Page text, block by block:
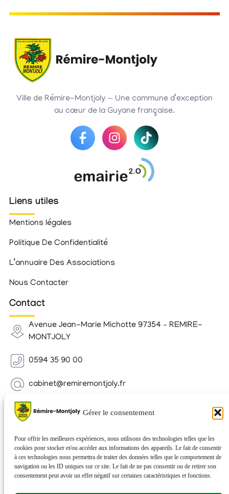
Gérer le consentement
Pour offrir les meilleures expériences, nous utilisons des technologies telles que les
cookies pour stocker et/ou accéder aux informations des appareils. Le fait de consentir
à ces technologies nous permettra de traiter des données telles que le comportement de
navigation ou les ID uniques sur ce site. Le fait de ne pas consentir ou de retirer son
consentement peut avoir un effet négatif sur certaines caractéristiques et fonctions.
Ville de Rémire-Montjoly — Une commune d’exception
au cœur de la Guyane française.
Liens utiles
Mentions légales
Politique De Confidentialité
L’annuaire Des Associations
Nous Contacter
Contact
Avenue Jean-Marie Michotte 97354 – REMIRE-
MONTJOLY
0594 35 90 00
cabinet@remiremontjoly.fr
Newsletter
nouvelles de votre commune.